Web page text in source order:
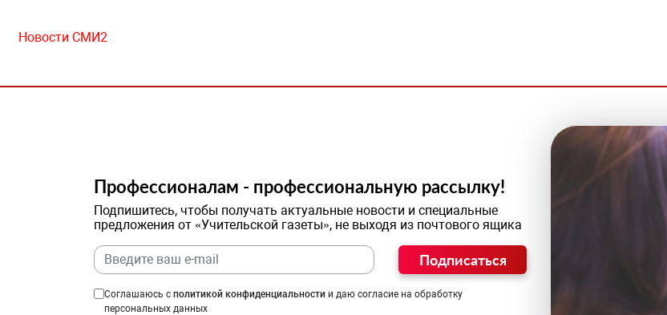
Новости СМИ2
Профессионалам - профессиональную рассылку!
Подпишитесь, чтобы получать актуальные новости и специальные
предложения от «Учительской газеты», не выходя из почтового ящика
Подписаться
Соглашаюсь с политикой конфиденциальности и даю согласие на обработку
персональных данных